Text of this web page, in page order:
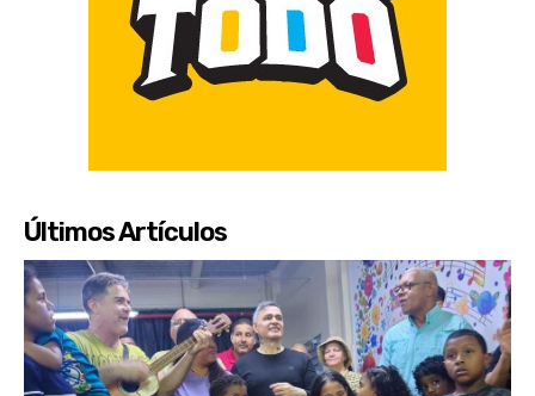
Últimos Artículos